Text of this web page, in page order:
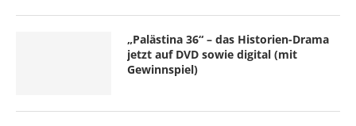
„Palästina 36“ – das Historien-Drama
jetzt auf DVD sowie digital (mit
Gewinnspiel)